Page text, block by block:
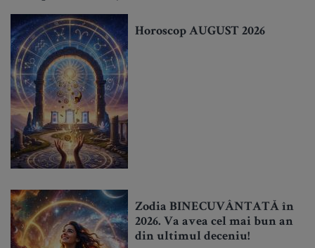
Horoscop AUGUST 2026
Zodia BINECUVÂNTATĂ în
2026. Va avea cel mai bun an
din ultimul deceniu!